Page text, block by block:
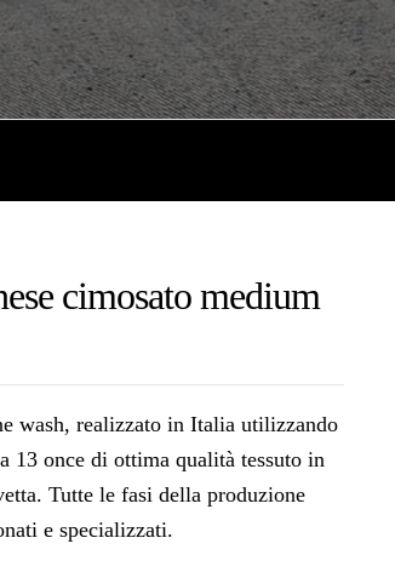
cimosato medium
wash, realizzato in Italia utilizzando
13 once di ottima qualità tessuto in
Tutte le fasi della produzione
e specializzati.